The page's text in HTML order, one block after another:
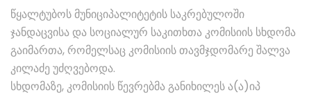
წყალტუბოს მუნიციპალიტეტის საკრებულოში
ჯანდაცვისა და სოციალურ საკითხთა კომისიის სხდომა
გაიმართა, რომელსაც კომისიის თავმჯდომარე შალვა
კილაძე უძღვებოდა.
სხდომაზე, კომისიის წევრებმა განიხილეს ა(ა)იპ